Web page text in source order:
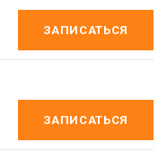
ЗАПИСАТЬСЯ
ЗАПИСАТЬСЯ